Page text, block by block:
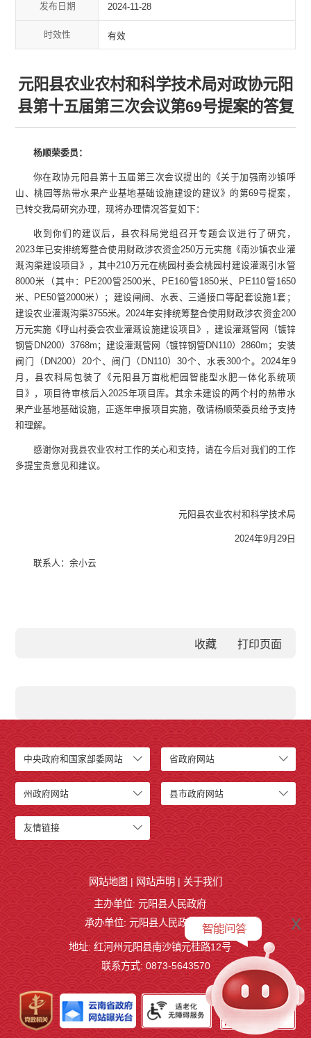
发布日期 2024-11-28
时效性 有效
元阳县农业农村和科学技术局对政协元阳
县第十五届第三次会议第69号提案的答复
杨顺荣委员：
你在政协元阳县第十五届第三次会议提出的《关于加强南沙镇呼
山、桃园等热带水果产业基地基础设施建设的建议》的第69号提案，
已转交我局研究办理，现将办理情况答复如下：
收到你们的建议后，县农科局党组召开专题会议进行了研究，
2023年已安排统筹整合使用财政涉农资金250万元实施《南沙镇农业灌
溉沟渠建设项目》，其中210万元在桃园村委会桃园村建设灌溉引水管
8000米（其中：PE200管2500米、PE160管1850米、PE110管1650
米、PE50管2000米）；建设闸阀、水表、三通接口等配套设施1套；
建设农业灌溉沟渠3755米。2024年安排统筹整合使用财政涉农资金200
万元实施《呼山村委会农业灌溉设施建设项目》，建设灌溉管网（镀锌
钢管DN200）3768m；建设灌溉管网（镀锌钢管DN110）2860m；安装
阀门（DN200）20个、阀门（DN110）30个、水表300个。2024年9
月，县农科局包装了《元阳县万亩枇杷园智能型水肥一体化系统项
目》，项目待审核后入2025年项目库。其余未建设的两个村的热带水
果产业基地基础设施，正逐年申报项目实施，敬请杨顺荣委员给予支持
和理解。
感谢你对我县农业农村工作的关心和支持，请在今后对我们的工作
多提宝贵意见和建议。
元阳县农业农村和科学技术局
2024年9月29日
联系人：余小云
收藏
中央政府和国家部委网站 省政府网站
州政府网站 县市政府网站
友情链接
x
网站地图 | 网站声明 | 关于我们
主办单位: 元阳县人民政府
承办单位: 元阳县人民政府办公室
地址: 红河州元阳县南沙镇元桂路12号
联系方式: 0873-5643570